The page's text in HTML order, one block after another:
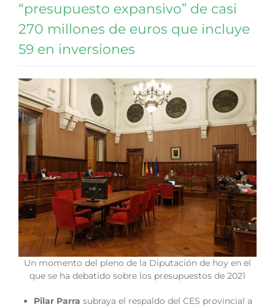
“presupuesto expansivo” de casi
270 millones de euros que incluye
59 en inversiones
Un momento del pleno de la Diputación de hoy en el
que se ha debatido sobre los presupuestos de 2021
Pilar Parra subraya el respaldo del CES provincial a